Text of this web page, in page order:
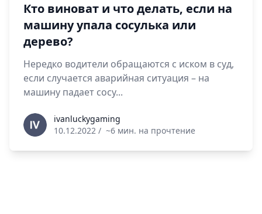
Кто виноват и что делать, если на
машину упала сосулька или
дерево?
Нередко водители обращаются с иском в суд,
если случается аварийная ситуация – на
машину падает сосу...
ivanluckygaming
ivanluckygaming
10.12.2022 / ~6 мин. на прочтение